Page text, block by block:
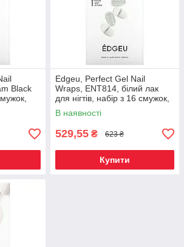
Black
Edgeu, Perfect Gel Nail
Wraps, ENT814, білий лак
для нігтів, набір з 16 смужок,
Київ
В наявності
529,55 ₴ 623 ₴
Купити